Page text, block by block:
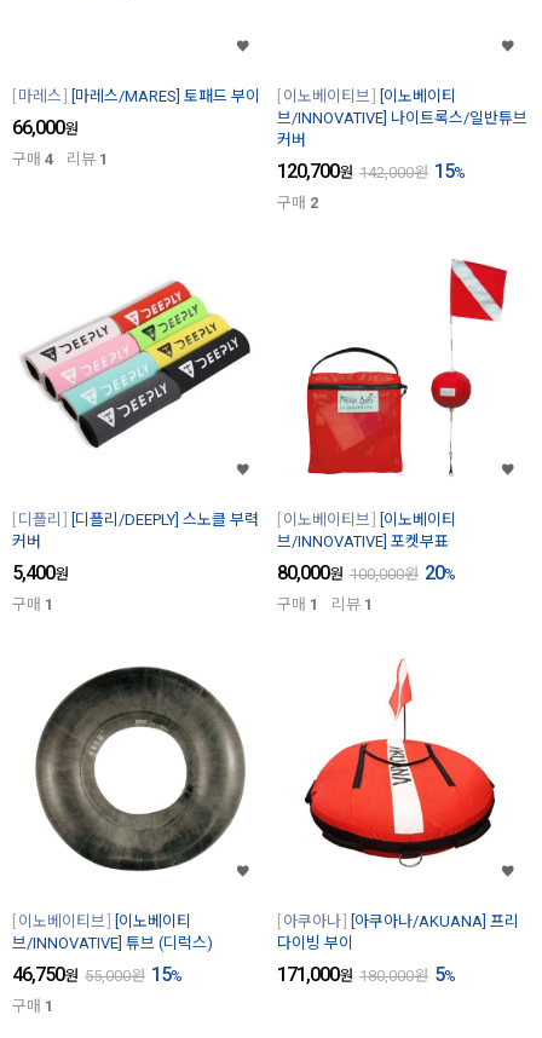
마레스 [마레스/MARES] 토패드 부이
66,000원
구매 4 리뷰 1
이노베이티브
[이노베이티
브/INNOVATIVE] 나이트록스/일반튜브
커버
120,700원 142,000원 15%
구매 2
디플리
[디플리/DEEPLY] 스노클 부력
커버
5,400원
구매 1
이노베이티브
[이노베이티
브/INNOVATIVE] 포켓부표
80,000원 100,000원 20%
구매 1 리뷰 1
이노베이티브
[이노베이티
브/INNOVATIVE] 튜브 (디럭스)
46,750원 55,000원 15%
구매 1
아쿠아나
[아쿠아나/AKUANA] 프리
다이빙 부이
171,000원 180,000원 5%